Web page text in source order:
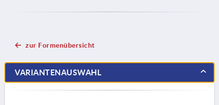
zur Formenübersicht
VARIANTENAUSWAHL